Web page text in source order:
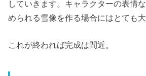
していきます。キャラクターの表情
められる雪像を作る場合にはとても
これが終われば完成は間近。